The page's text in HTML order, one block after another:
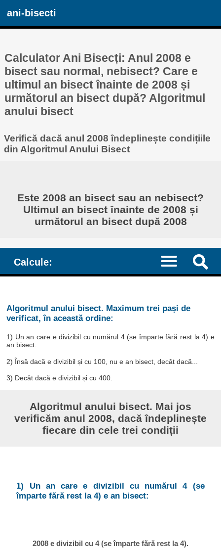
ani-bisecti
Calculator Ani Bisecți: Anul 2008 e
bisect sau normal, nebisect? Care e
ultimul an bisect înainte de 2008 și
următorul an bisect după? Algoritmul
anului bisect
Verifică dacă anul 2008 îndeplinește condițiile
din Algoritmul Anului Bisect
Este 2008 an bisect sau an nebisect?
Ultimul an bisect înainte de 2008 și
următorul an bisect după 2008
Calcule:
Algoritmul anului bisect. Maximum trei pași de
verificat, în această ordine:
1) Un an care e divizibil cu numărul 4 (se împarte fără rest la 4) e
an bisect.
2) Însă dacă e divizibil și cu 100, nu e an bisect, decât dacă...
3) Decât dacă e divizibil și cu 400.
Algoritmul anului bisect. Mai jos
verificăm anul 2008, dacă îndeplinește
fiecare din cele trei condiții
1) Un an care e divizibil cu numărul 4 (se
împarte fără rest la 4) e an bisect:
2008 e divizibil cu 4 (se împarte fără rest la 4).